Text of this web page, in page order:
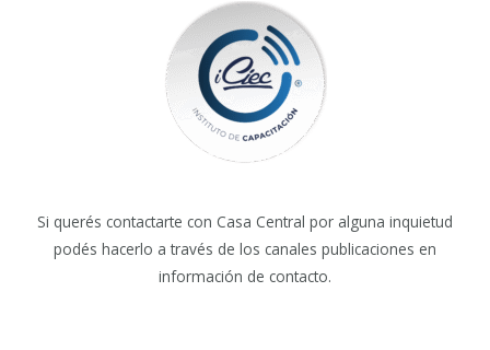
Si querés contactarte con Casa Central por alguna inquietud
podés hacerlo a través de los canales publicaciones en
información de contacto.